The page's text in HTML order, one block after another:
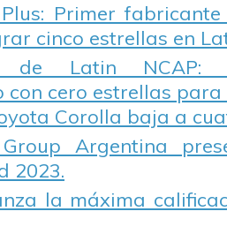
Primer
cinco estrellas en
de Latin NCAP:
con cero estrellas para
Corolla baja a
Group Argentina
2023.
la máxima